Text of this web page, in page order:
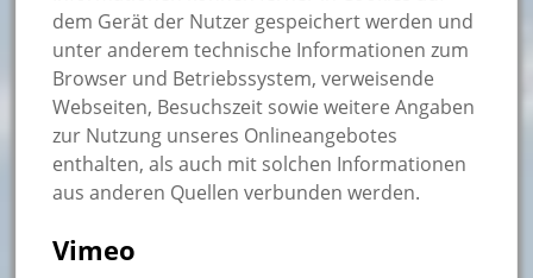
dem Gerät der Nutzer gespeichert werden und
unter anderem technische Informationen zum
Browser und Betriebssystem, verweisende
Webseiten, Besuchszeit sowie weitere Angaben
zur Nutzung unseres Onlineangebotes
enthalten, als auch mit solchen Informationen
aus anderen Quellen verbunden werden.
Vimeo